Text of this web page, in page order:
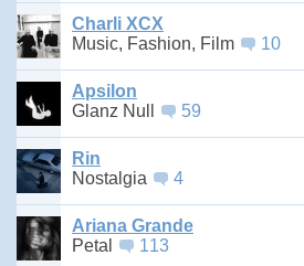
Charli XCX
Music, Fashion, Film
10
Apsilon
Glanz Null
59
Rin
Nostalgia
4
Ariana Grande
Petal
113